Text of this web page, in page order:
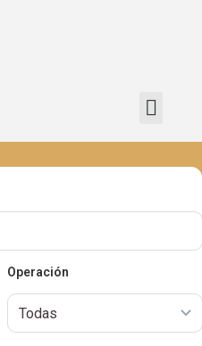
Operación